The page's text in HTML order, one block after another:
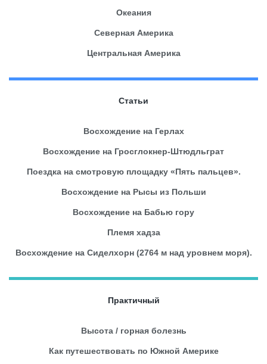
Океания
Северная Америка
Центральная Америка
Статьи
Восхождение на Герлах
Восхождение на Гросглокнер-Штюдльграт
Поездка на смотровую площадку «Пять пальцев».
Восхождение на Рысы из Польши
Восхождение на Бабью гору
Племя хадза
Восхождение на Сиделхорн (2764 м над уровнем моря).
Практичный
Высота / горная болезнь
Как путешествовать по Южной Америке